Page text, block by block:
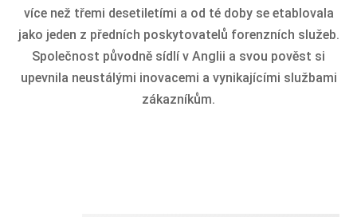
více než třemi desetiletími a od té doby se etablovala
jako jeden z předních poskytovatelů forenzních služeb.
Společnost původně sídlí v Anglii a svou pověst si
upevnila neustálými inovacemi a vynikajícími službami
zákazníkům.